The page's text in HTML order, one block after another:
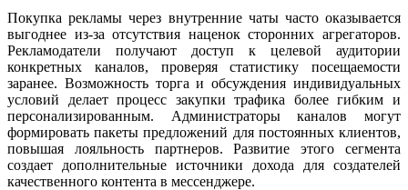
Покупка рекламы через внутренние чаты часто оказывается
выгоднее из-за отсутствия наценок сторонних агрегаторов.
Рекламодатели получают доступ к целевой аудитории
конкретных каналов, проверяя статистику посещаемости
заранее. Возможность торга и обсуждения индивидуальных
условий делает процесс закупки трафика более гибким и
персонализированным. Администраторы каналов могут
формировать пакеты предложений для постоянных клиентов,
повышая лояльность партнеров. Развитие этого сегмента
создает дополнительные источники дохода для создателей
качественного контента в мессенджере.